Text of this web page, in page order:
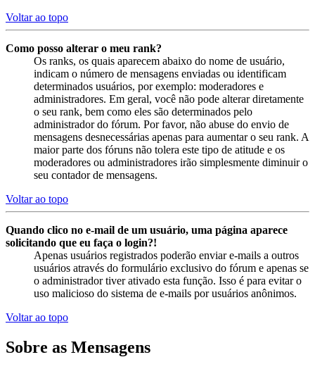
Voltar ao topo
Como posso alterar o meu rank?
Os ranks, os quais aparecem abaixo do nome de usuário,
indicam o número de mensagens enviadas ou identificam
determinados usuários, por exemplo: moderadores e
administradores. Em geral, você não pode alterar diretamente
o seu rank, bem como eles são determinados pelo
administrador do fórum. Por favor, não abuse do envio de
mensagens desnecessárias apenas para aumentar o seu rank. A
maior parte dos fóruns não tolera este tipo de atitude e os
moderadores ou administradores irão simplesmente diminuir o
seu contador de mensagens.
Voltar ao topo
Quando clico no e-mail de um usuário, uma página aparece
solicitando que eu faça o login?!
Apenas usuários registrados poderão enviar e-mails a outros
usuários através do formulário exclusivo do fórum e apenas se
o administrador tiver ativado esta função. Isso é para evitar o
uso malicioso do sistema de e-mails por usuários anônimos.
Voltar ao topo
Sobre as Mensagens